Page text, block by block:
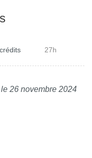
27h
26 novembre 2024